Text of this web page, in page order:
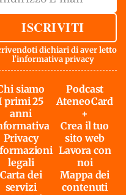
ISCRIVITI
dichiari di aver letto
l'informativa privacy
siamo
primi 25
anni
Privacy
legali
Carta dei
servizi
Podcast
AteneoCard
+
Crea il tuo
sito web
Lavora con
noi
Mappa dei
contenuti